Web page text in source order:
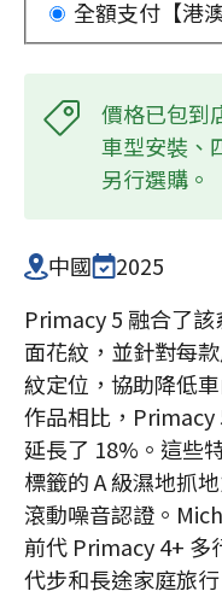
全額支付【港
價格已包到
車型安裝、
另行選購。
中國
2025
Primacy 5 融合了
面花紋，並針對每
紋定位，協助降低
作品相比，Primacy
延長了 18%。這些
標籤的 A 級濕地抓
滾動噪音認證。
前代 Primacy 4+ 多
代步和長途家庭旅行